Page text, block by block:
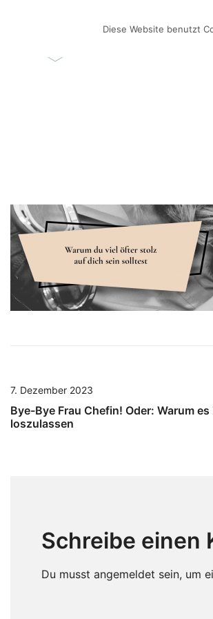
ÜBER
7. Dezember 2023
Bye-Bye Frau Chefin! Oder: Warum
loszulassen
Schreibe einen
Du musst angemeldet sein, um
Diese Website benutzt